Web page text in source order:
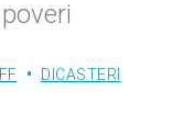
DICASTERI